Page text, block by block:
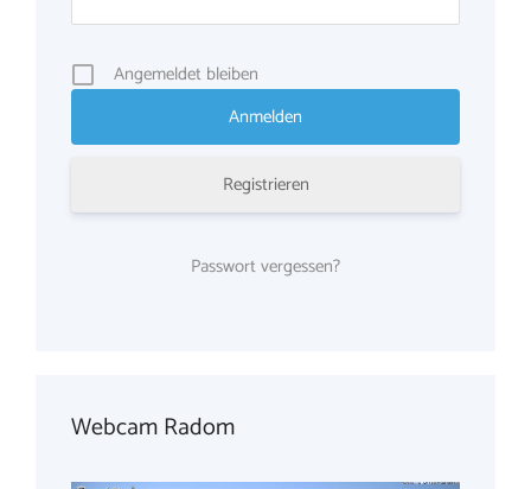
Angemeldet bleiben
Registrieren
Passwort vergessen?
Webcam Radom